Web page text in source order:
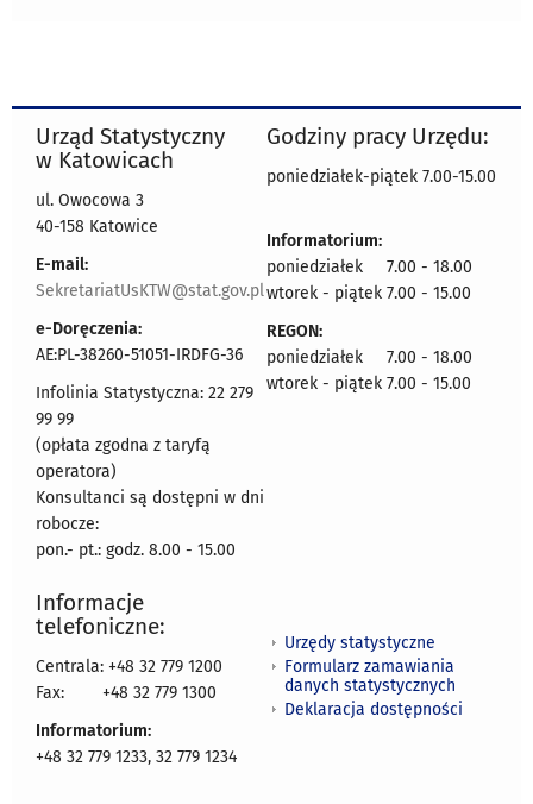
Urząd Statystyczny
w Katowicach
ul. Owocowa 3
40-158 Katowice
E-mail:
SekretariatUsKTW@stat.gov.pl
e-Doręczenia:
AE:PL-38260-51051-IRDFG-36
Infolinia Statystyczna: 22 279
99 99
(opłata zgodna z taryfą
operatora)
Konsultanci są dostępni w dni
robocze:
pon.- pt.: godz. 8.00 - 15.00
Godziny pracy Urzędu:
poniedziałek-piątek 7.00-15.00
Informatorium:
poniedziałek 7.00 - 18.00
wtorek - piątek 7.00 - 15.00
REGON:
poniedziałek 7.00 - 18.00
wtorek - piątek 7.00 - 15.00
Informacje
telefoniczne:
Centrala: +48 32 779 1200
Fax:
+48 32 779 1300
Informatorium:
+48 32 779 1233, 32 779 1234
Urzędy statystyczne
Formularz zamawiania
danych statystycznych
Deklaracja dostępności